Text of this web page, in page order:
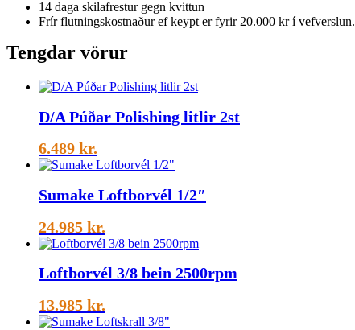
quantity14 daga skilafrestur gegn kvittun
Frír flutningskostnaður ef keypt er fyrir 20.000 kr í vefverslun.
Tengdar vörur
D/A Púðar Polishing litlir 2st
6.489 kr.
Sumake Loftborvél 1/2″
24.985 kr.
Loftborvél 3/8 bein 2500rpm
13.985 kr.